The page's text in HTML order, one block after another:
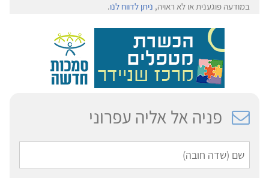
במודעה פוגענית או לא ראויה, ניתן לדווח לנו.
פניה אל אליה עפרוני